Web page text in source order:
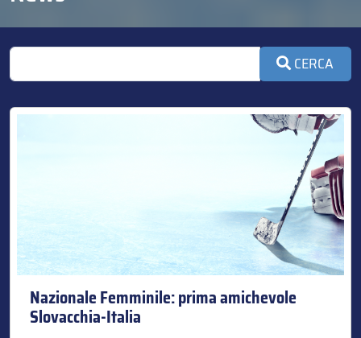
CERCA
Nazionale Femminile: prima amichevole
Slovacchia-Italia